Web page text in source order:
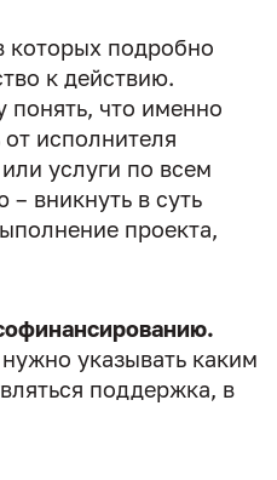
которых подробно
к действию.
понять, что именно
исполнителя
услуги по всем
вникнуть в суть
проекта,
указывать каким
поддержка, в